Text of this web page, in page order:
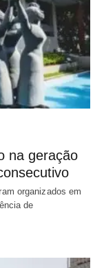
na geração
organizados em
de